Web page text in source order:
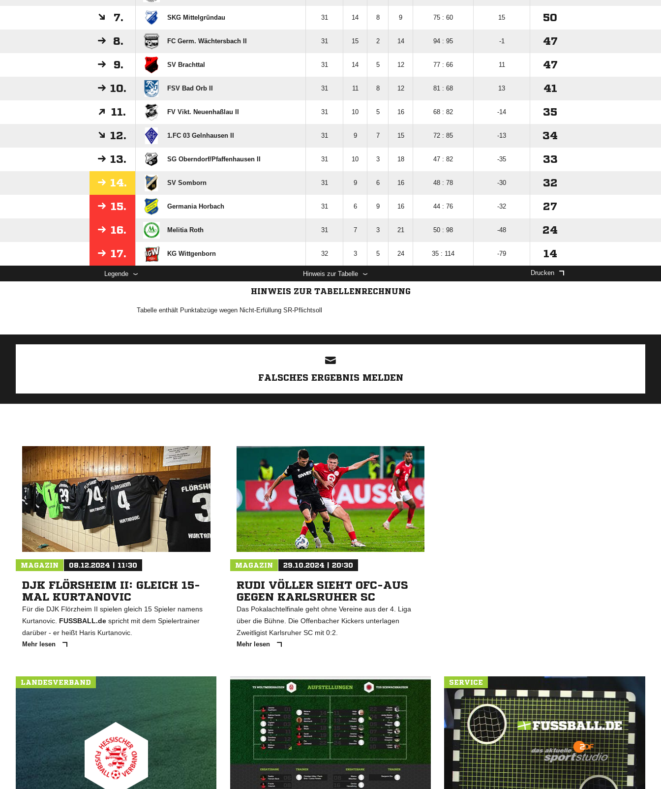
7. SKG Mittelgründau 31 14 8 9 75 : 60 15 50
8. FC Germ. Wächtersbach II 31 15 2 14 94 : 95 -1 47
9. SV Brachttal 31 14 5 12 77 : 66 11 47
10. FSV Bad Orb II 31 11 8 12 81 : 68 13 41
11. FV Vikt. Neuenhaßlau II 31 10 5 16 68 : 82 -14 35
12. 1.FC 03 Gelnhausen II 31 9 7 15 72 : 85 -13 34
13. SG Oberndorf/​Pfaffenhausen II 31 10 3 18 47 : 82 -35 33
14. SV Somborn 31 9 6 16 48 : 78 -30 32
15. Germania Horbach 31 6 9 16 44 : 76 -32 27
16. Melitia Roth 31 7 3 21 50 : 98 -48 24
17. KG Wittgenborn 32 3 5 24 35 : 114 -79 14
Legende Hinweis zur Tabelle Drucken
HINWEIS ZUR TABELLENRECHNUNG
Tabelle enthält Punktabzüge wegen Nicht-Erfüllung SR-Pflichtsoll
FALSCHES ERGEBNIS MELDEN
MAGAZIN 08.12.2024 | 11:30
DJK FLÖRSHEIM II: GLEICH 15-
MAL KURTANOVIC
Für die DJK Flörzheim II spielen gleich 15 Spieler namens
Kurtanovic. FUSSBALL.de spricht mit dem Spielertrainer
darüber - er heißt Haris Kurtanovic.
Mehr lesen
MAGAZIN 29.10.2024 | 20:30
RUDI VÖLLER SIEHT OFC-AUS
GEGEN KARLSRUHER SC
Das Pokalachtelfinale geht ohne Vereine aus der 4. Liga
über die Bühne. Die Offenbacher Kickers unterlagen
Zweitligist Karlsruher SC mit 0:2.
Mehr lesen
LANDESVERBAND SERVICE